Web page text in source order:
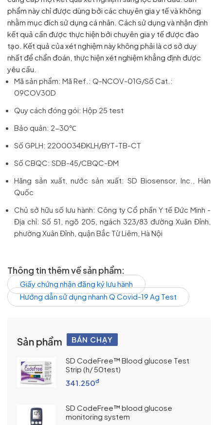
phẩm này chỉ được dùng bởi các chuyên gia y tế và không
nhằm mục đích sử dụng cá nhân. Cách sử dụng và nhận định
kết quả cần được thực hiện bởi chuyên gia y tế được đào
tạo. Kết quả của xét nghiệm này không phải là cơ sở duy
nhất để chẩn đoán, thực hiện xét nghiệm khẳng định được
yêu cầu.
Mã sản phẩm: Mã Ref.: Q-NCOV-01G/Số Cat.:
09COV30D
Quy cách đóng gói: Hộp 25 test
Bảo quản: 2-30℃
Số GPLH: 2200034ĐKLH/BYT-TB-CT
Số CBQC: SDB-45/CBQC-ĐM
Hãng sản xuất, nước sản xuất: SD Biosensor, Inc., Hàn
Quốc
Chủ sở hữu số lưu hành: Công ty Cổ phần Y tế Đức Minh -
Địa chỉ: Số 51, ngõ 205, ngách 323/83 đường Xuân Đỉnh,
phường Xuân Đỉnh, quận Bắc Từ Liêm, Hà Nội
Thông tin thêm về sản phẩm:
Giấy chứng nhận đăng ký lưu hành
Hướng dẫn sử dụng nhanh Q Covid-19 Ag Test
Sản phẩm BÁN CHẠY
SD CodeFree™ Blood glucose Test
Strip (h/ 50test)
341.250đ
SD CodeFree™ blood glucose
monitoring system